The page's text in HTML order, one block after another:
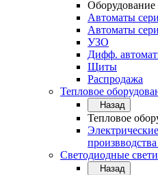
Автоматы
Автоматы
УЗО
Дифф.
Щиты
Распродажа
Тепловое
Назад
Тепловое
Светодиодные
Назад